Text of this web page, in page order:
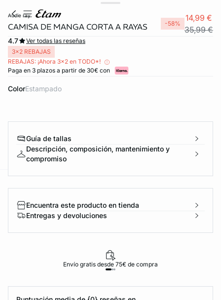
audie ray
CAMISA DE MANGA CORTA A RAYAS -58%
14,99 €
35,99 €
4.7
Ver todas las reseñas
3x2 REBAJAS
REBAJAS: ¡Ahora 3x2 en TODO*!
Paga en 3 plazos a partir de 30€ con
Color estampado
Guía de tallas
Descripción, composición, mantenimiento y
compromiso
Encuentra este producto en tienda
Entregas y devoluciones
Envío gratis desde 75€ de compra